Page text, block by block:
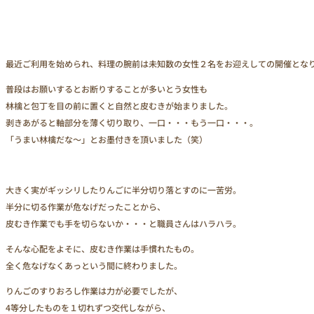
最近ご利用を始められ、料理の腕前は未知数の女性２名をお迎えしての開催とな
普段はお願いするとお断りすることが多いとう女性も
林檎と包丁を目の前に置くと自然と皮むきが始まりました。
剥きあがると軸部分を薄く切り取り、一口・・・もう一口・・・。
「うまい林檎だな～」とお墨付きを頂いました（笑）
大きく実がギッシリしたりんごに半分切り落とすのに一苦労。
半分に切る作業が危なげだったことから、
皮むき作業でも手を切らないか・・・と職員さんはハラハラ。
そんな心配をよそに、皮むき作業は手慣れたもの。
全く危なげなくあっという間に終わりました。
りんごのすりおろし作業は力が必要でしたが、
4等分したものを１切れずつ交代しながら、